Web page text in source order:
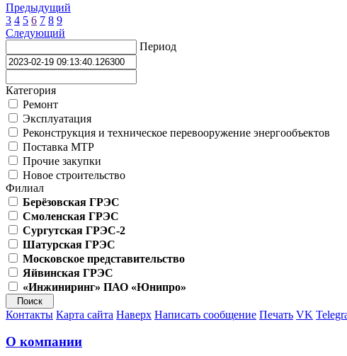
Предыдущий
3 4 5 6 7 8 9
Следующий
Период
Категория
Ремонт
Эксплуатация
Реконструкция и техническое перевооружение энергообъектов
Поставка МТР
Прочие закупки
Новое строительство
Филиал
Берёзовская ГРЭС
Смоленская ГРЭС
Сургутская ГРЭС-2
Шатурская ГРЭС
Московское представительство
Яйвинская ГРЭС
«Инжиниринг» ПАО «Юнипро»
Контакты Карта сайта Наверх Написать сообщение Печать VK
О компании